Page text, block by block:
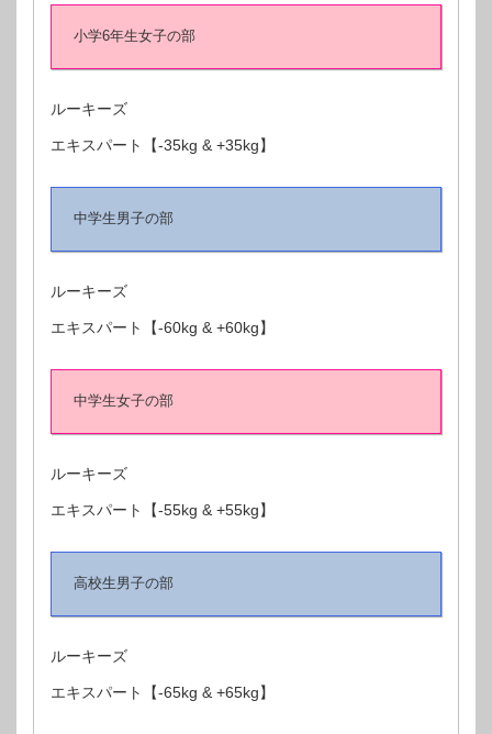
小学6年生女子の部
ルーキーズ
エキスパート【-35kg & +35kg】
中学生男子の部
ルーキーズ
エキスパート【-60kg & +60kg】
中学生女子の部
ルーキーズ
エキスパート【-55kg & +55kg】
高校生男子の部
ルーキーズ
エキスパート【-65kg & +65kg】